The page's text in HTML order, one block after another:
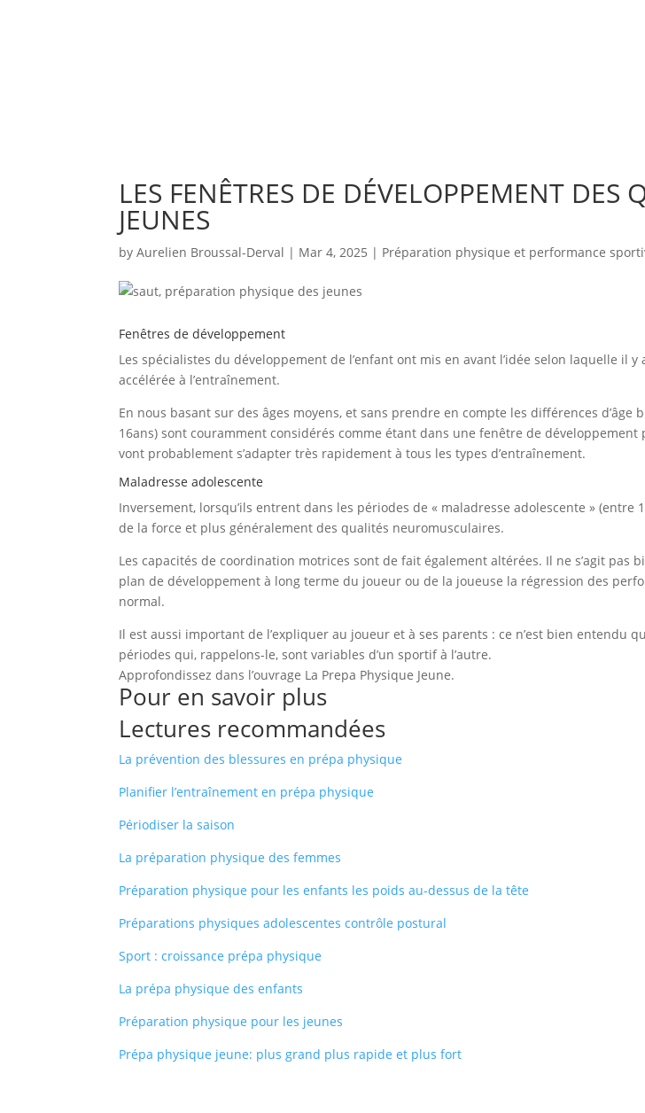
LES FENÊTRES DE DÉVELOPPEMENT DES
JEUNES
byAurelien Broussal-Derval | Mar 4, 2025 | Préparation physique et performance
Fenêtres de développement
Les spécialistes du développement de l’enfant ont mis en avant l’idée selon laquelle il
accélérée à l’entraînement.
En nous basant sur des âges moyens, et sans prendre en compte les différences
16ans) sont couramment considérés comme étant dans une fenêtre de
vont probablement s’adapter très rapidement à tous les types d’entraînement.
Maladresse adolescente
Inversement, lorsqu’ils entrent dans les périodes de « maladresse adolescente »
de laforce et plus généralement des qualités neuromusculaires.
Les capacités decoordination motrices sont de fait également altérées. Il ne s’agit pas
plan de développement à long terme du joueur ou de la joueuse la régression des
normal.
Il est aussi important de l’expliquer au joueur et à ses parents : ce n’est bien entendu
périodes qui, rappelons-le, sont variables d’unsportifà l’autre.
Approfondissez dans l’ouvrage La Prepa Physique Jeune.
Pour en savoir plus
Lectures recommandées
La prévention des blessures en prépa physique
Planifier l’entraînement en prépa physique
Périodiser la saison
La préparation physique des femmes
Préparation physique pour les enfants les poids au-dessus de la tête
Préparations physiques adolescentes contrôle postural
Sport : croissance prépa physique
La prépa physique des enfants
Préparation physique pour les jeunes
Prépa physique jeune: plus grand plus rapide et plus fort